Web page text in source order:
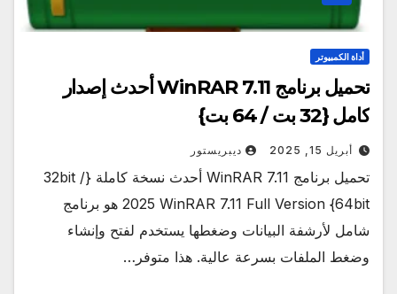
أداة الكمبيوتر
تحميل برنامج WinRAR 7.11 أحدث إصدار
كامل {32 بت / 64 بت}
أبريل 15, 2025 ديبريستور
تحميل برنامج WinRAR 7.11 أحدث نسخة كاملة {32bit /
64bit} 2025 WinRAR 7.11 Full Version هو برنامج
شامل لأرشفة البيانات وضغطها يستخدم لفتح وإنشاء
وضغط الملفات بسرعة عالية. هذا متوفر…